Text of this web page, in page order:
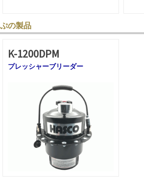
ぷの製品
K-1200DPM
プレッシャーブリーダー